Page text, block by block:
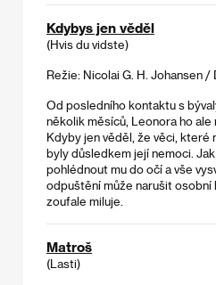
Kdybys jen věděl
(Hvis du vidste)
Režie: Nicolai G. H. Johansen /
Od posledního kontaktu s
několik měsíců, Leonora ho ale
Kdyby jen věděl, že věci, které
byly důsledkem její nemoci.
pohlédnout mu do očí a vše
odpuštění může narušit osobní
zoufale miluje.
Matroš
(Lasti)